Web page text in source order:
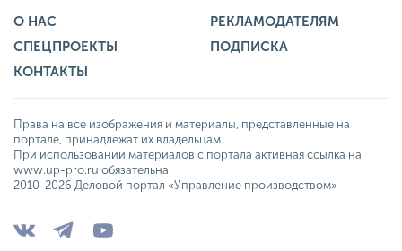
О НАС
РЕКЛАМОДАТЕЛЯМ
СПЕЦПРОЕКТЫ
ПОДПИСКА
КОНТАКТЫ
Права на все изображения и материалы, представленные на
портале, принадлежат их владельцам.
При использовании материалов с портала активная ссылка на
www.up-pro.ru обязательна.
2010-2026 Деловой портал «Управление производством»